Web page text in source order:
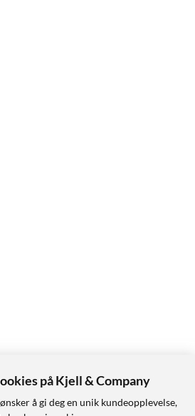
på Kjell & Company
å gi deg en unik kundeopplevelse,